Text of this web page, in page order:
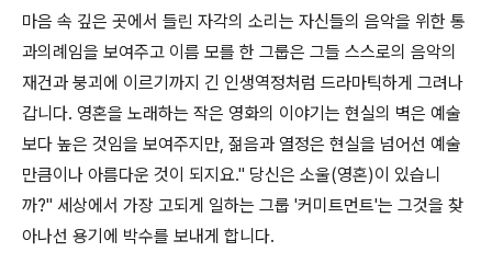
마음 속 깊은 곳에서 들린 자각의 소리는 자신들의 음악을 위한 통
과의례임을 보여주고 이름 모를 한 그룹은 그들 스스로의 음악의
재건과 붕괴에 이르기까지 긴 인생역정처럼 드라마틱하게 그려나
갑니다. 영혼을 노래하는 작은 영화의 이야기는 현실의 벽은 예술
보다 높은 것임을 보여주지만, 젊음과 열정은 현실을 넘어선 예술
만큼이나 아름다운 것이 되지요." 당신은 소울(영혼)이 있습니
까?" 세상에서 가장 고되게 일하는 그룹 '커미트먼트'는 그것을 찾
아나선 용기에 박수를 보내게 합니다.